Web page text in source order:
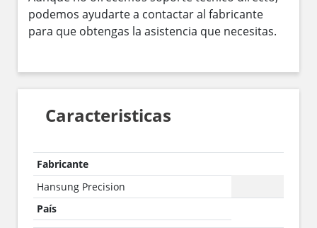
podemos ayudarte a contactar al fabricante
para que obtengas la asistencia que necesitas.
Caracteristicas
Fabricante
Hansung Precision
País